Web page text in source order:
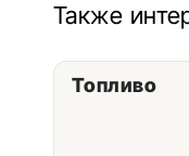
Также
Топливо